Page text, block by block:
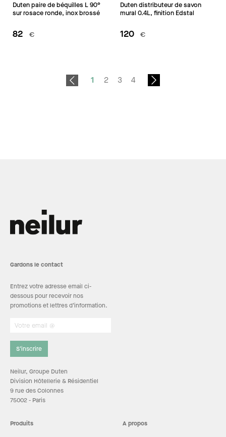
Duten paire de béquilles L 90°
sur rosace ronde, inox brossé
82 €
Duten distributeur de savon
mural 0.4L, finition Edstal
120 €
1 2 3 4
Gardons le contact
Entrez votre adresse email ci-
dessous pour recevoir nos
promotions et lettres d’information.
S’inscrire
Neilur, Groupe Duten
Division Hôtellerie & Résidentiel
9 rue des Colonnes
75002 - Paris
Produits A propos